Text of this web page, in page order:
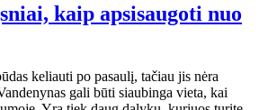
kaip apsisaugoti nuo
keliauti po pasaulį, tačiau jis nėra
gali būti siaubinga vieta, kai